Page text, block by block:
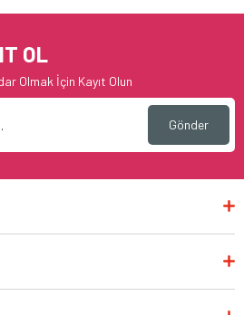
OL
Olmak İçin Kayıt Olun
Gönder